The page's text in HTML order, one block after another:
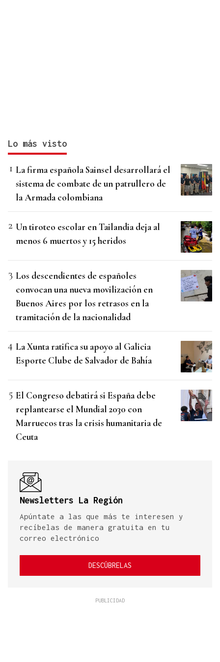
Lo más visto
La firma española Sainsel desarrollará el
sistema de combate de un patrullero de
la Armada colombiana
Un tiroteo escolar en Tailandia deja al
menos 6 muertos y 15 heridos
Los descendientes de españoles
convocan una nueva movilización en
Buenos Aires por los retrasos en la
tramitación de la nacionalidad
La Xunta ratifica su apoyo al Galicia
Esporte Clube de Salvador de Bahía
El Congreso debatirá si España debe
replantearse el Mundial 2030 con
Marruecos tras la crisis humanitaria de
Ceuta
Newsletters La Región
Apúntate a las que más te interesen y
recíbelas de manera gratuita en tu
correo electrónico
DESCÚBRELAS